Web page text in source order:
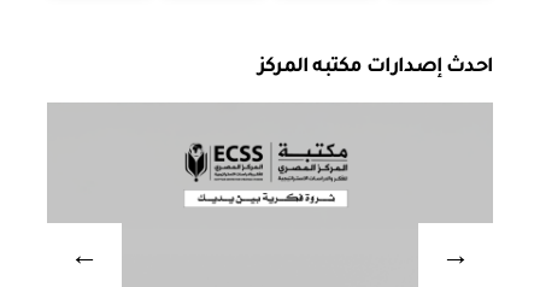
احدث إصدارات مكتبه المركز